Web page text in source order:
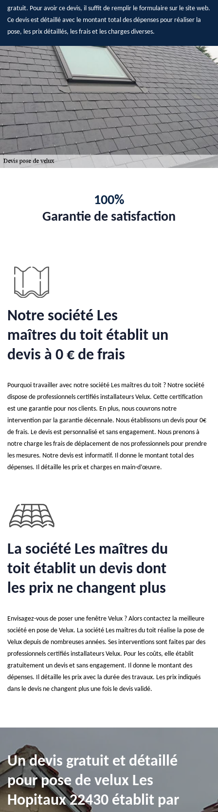
gratuit. Pour avoir ce devis, il suffit de remplir le formulaire sur le site web.
Ce devis est détaillé avec le montant total des dépenses pour réaliser la
pose, les prix détaillés, les frais et les charges diverses.
100%
Garantie de satisfaction
Notre société Les
maîtres du toit établit un
devis à 0 € de frais
Pourquoi travailler avec notre société Les maîtres du toit ? Notre société
dispose de professionnels certifiés installateurs Velux. Cette certification
est une garantie pour nos clients. En plus, nous couvrons notre
intervention par la garantie décennale. Nous établissons un devis pour 0€
de frais. Le devis est personnalisé et sans engagement. Nous prenons à
notre charge les frais de déplacement de nos professionnels pour prendre
les mesures. Notre devis est informatif. Il donne le montant total des
dépenses. Il détaille les prix et charges en main-d’œuvre.
La société Les maîtres du
toit établit un devis dont
les prix ne changent plus
Envisagez-vous de poser une fenêtre Velux ? Alors contactez la meilleure
société en pose de Velux. La société Les maîtres du toit réalise la pose de
Velux depuis de nombreuses années. Ses interventions sont faites par des
professionnels certifiés installateurs Velux. Pour les coûts, elle établit
gratuitement un devis et sans engagement. Il donne le montant des
dépenses. Il détaille les prix avec la durée des travaux. Les prix indiqués
dans le devis ne changent plus une fois le devis validé.
Un devis gratuit et détaillé
pour pose de velux Les
Hopitaux 22430 établit par